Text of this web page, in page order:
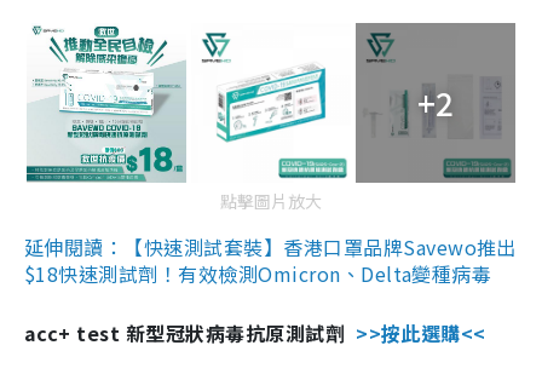
+2
點擊圖片放大
延伸閱讀：【快速測試套裝】香港口罩品牌Savewo推出
$18快速測試劑！有效檢測Omicron、Delta變種病毒
acc+ test 新型冠狀病毒抗原測試劑 >>按此選購<<